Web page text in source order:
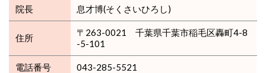
院長 息才博(そくさいひろし)
住所
〒263-0021 千葉県千葉市稲毛区轟町4-8
-5-101
電話番号 043-285-5521